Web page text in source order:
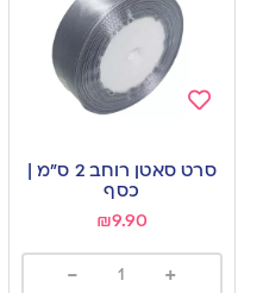
to
סרט סאטן רוחב 2 ס”מ |
כסף
₪9.90
+
-